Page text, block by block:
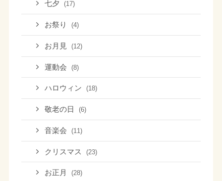
七夕 (17)
お祭り (4)
お月見 (12)
運動会 (8)
ハロウィン (18)
敬老の日 (6)
音楽会 (11)
クリスマス (23)
お正月 (28)